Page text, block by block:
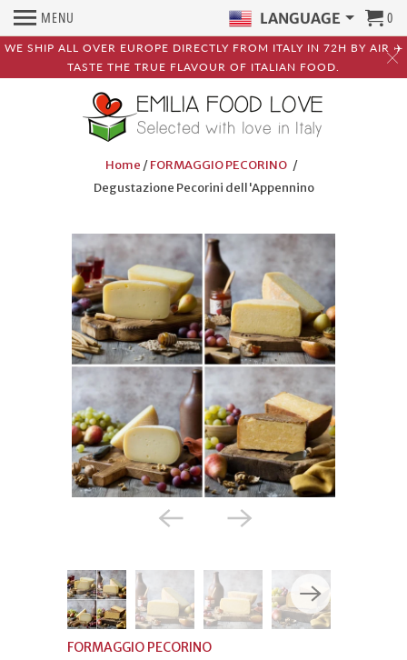
WE SHIP ALL OVER EUROPE DIRECTLY FROM ITALY IN 72H BY AIR ✈️
TASTE THE TRUE FLAVOUR OF ITALIAN FOOD.
MENU LANGUAGE 0
Home /FORMAGGIO PECORINO /
Degustazione Pecorini dell'Appennino
FORMAGGIO PECORINO